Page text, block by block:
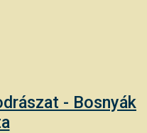
- Bosnyák